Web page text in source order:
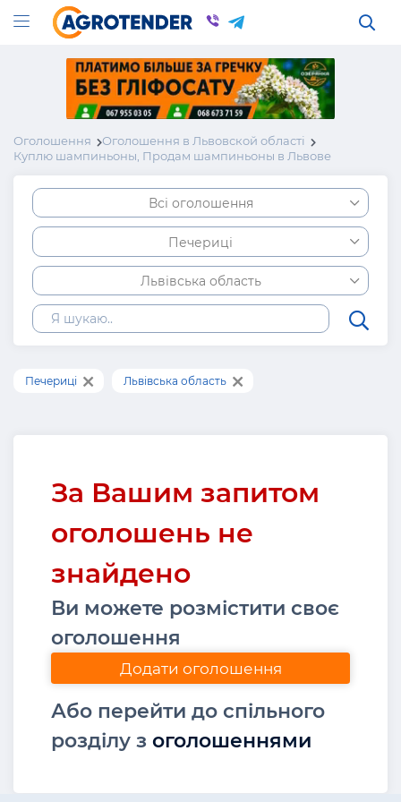
Оголошення
Оголошення в Львовской області
Куплю шампиньоны, Продам шампиньоны в Львове
Всі оголошення
Печериці
Львівська область
Печериці Львівська область
За Вашим запитом
оголошень не
знайдено
Ви можете розмістити своє
оголошення
Додати оголошення
Або перейти до спільного
розділу з оголошеннями